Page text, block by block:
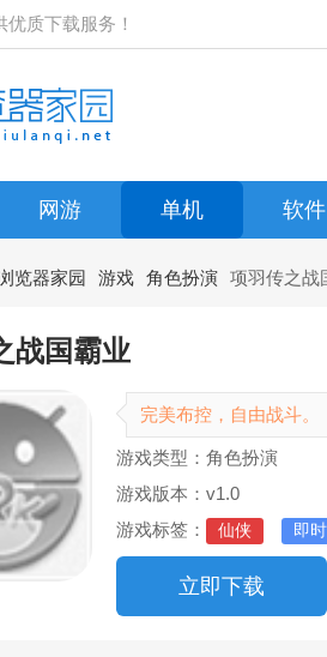
质下载服务！
网游 单机 软件
览器家园 游戏 角色扮演 项羽传之战
战国霸业
完美布控，自由战斗。
游戏类型：角色扮演
游戏版本：v1.0
游戏标签：
仙侠 即
立即下载